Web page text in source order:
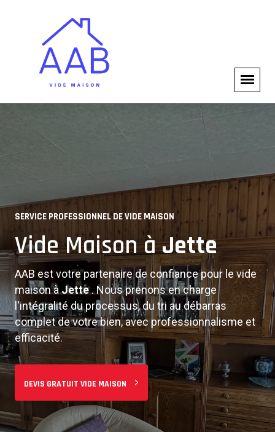
SERVICE PROFESSIONNEL DE VIDE MAISON
Vide Maison àJette
AAB est votre partenaire de confiance pour le vide
maison àJette. Nous prenons en charge
l'intégralité du processus, du tri au débarras
complet de votre bien, avec professionnalisme et
efficacité.
DEVIS GRATUIT VIDE MAISON
VIDE MAISON COMPLET
Experts en Vide Maison à
Jette
De l'estimation gratuite à la remise des clés, nous
assurons un service de vide maison intégral.
Notre équipe expérimentée s'occupe de tout : tri,
démontage, évacuation et nettoyage final.